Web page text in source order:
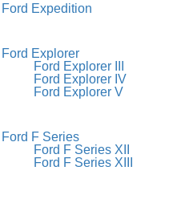
Ford Expedition
Ford Explorer
Ford Explorer III
Ford Explorer IV
Ford Explorer V
Ford F Series
Ford F Series XII
Ford F Series XIII